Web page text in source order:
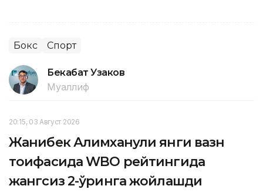
Бокс Спорт
Бекабат Узаков
Муаллиф
20:15, 03 Август 2026
Жанибек Алимханули янги вазн
тоифасида WBO рейтингида
жангсиз 2-ўринга жойлашди